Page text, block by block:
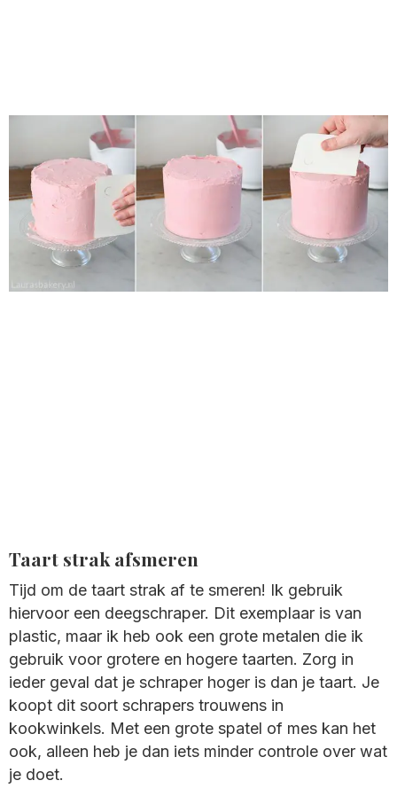
Taart strak afsmeren
Tijd om de taart strak af te smeren! Ik gebruik
hiervoor een deegschraper. Dit exemplaar is van
plastic, maar ik heb ook een grote metalen die ik
gebruik voor grotere en hogere taarten. Zorg in
ieder geval dat je schraper hoger is dan je taart. Je
koopt dit soort schrapers trouwens in
kookwinkels. Met een grote spatel of mes kan het
ook, alleen heb je dan iets minder controle over wat
je doet.